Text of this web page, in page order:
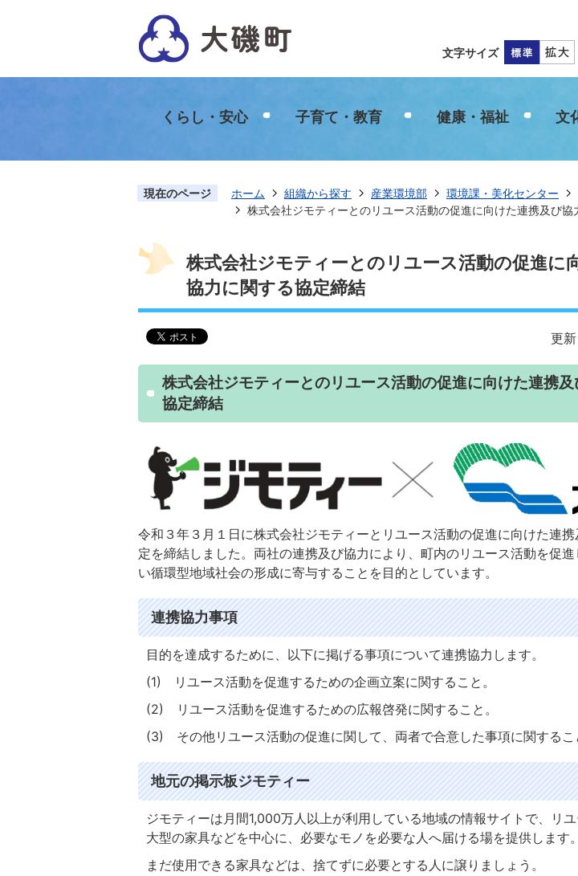
文字サイズ
くらし・安心 子育て・教育 健康・福祉 文
現在のページ ホーム 組織から探す 産業環境部 環境課・美化センター
株式会社ジモティーとのリユース活動の促進に向けた連携及び協
株式会社ジモティーとのリユース活動の促進に
協力に関する協定締結
更
株式会社ジモティーとのリユース活動の促進に向けた連携
協定締結
令和３年３月１日に株式会社ジモティーとリユース活動の促進に向けた連
定を締結しました。両社の連携及び協力により、町内のリユース活動を促
い循環型地域社会の形成に寄与することを目的としています。
連携協力事項
目的を達成するために、以下に掲げる事項について連携協力します。
(1) リユース活動を促進するための企画立案に関すること。
(2) リユース活動を促進するための広報啓発に関すること。
(3) その他リユース活動の促進に関して、両者で合意した事項に関するこ
地元の掲示板ジモティー
ジモティーは月間1,000万人以上が利用している地域の情報サイトで、リ
大型の家具などを中心に、必要なモノを必要な人へ届ける場を提供します。
まだ使用できる家具などは、捨てずに必要とする人に譲りましょう。